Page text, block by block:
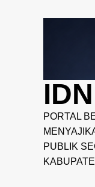
PORTAL
PUBLIK